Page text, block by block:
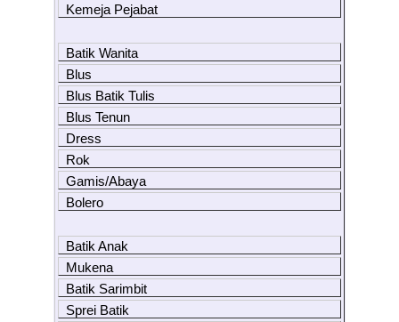
Kemeja Pejabat
Batik Wanita
Blus
Blus Batik Tulis
Blus Tenun
Dress
Rok
Gamis/Abaya
Bolero
Batik Anak
Mukena
Batik Sarimbit
Sprei Batik